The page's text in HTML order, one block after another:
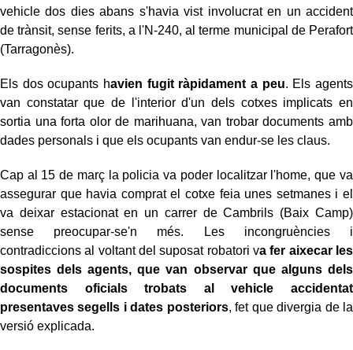
vehicle dos dies abans s'havia vist involucrat en un accident
de trànsit, sense ferits, a l'N-240, al terme municipal de Perafort
(Tarragonès).
Els dos ocupants havien fugit ràpidament a peu. Els agents
van constatar que de l'interior d'un dels cotxes implicats en
sortia una forta olor de marihuana, van trobar documents amb
dades personals i que els ocupants van endur-se les claus.
Cap al 15 de març la policia va poder localitzar l'home, que va
assegurar que havia comprat el cotxe feia unes setmanes i el
va deixar estacionat en un carrer de Cambrils (Baix Camp)
sense preocupar-se'n més. Les incongruències i
contradiccions al voltant del suposat robatori va fer aixecar les
sospites dels agents, que van observar que alguns dels
documents oficials trobats al vehicle accidentat
presentaves segells i dates posteriors, fet que divergia de la
versió explicada.